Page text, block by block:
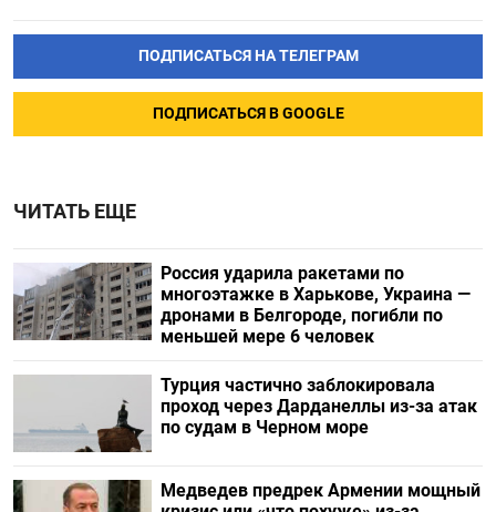
ПОДПИСАТЬСЯ НА ТЕЛЕГРАМ
ПОДПИСАТЬСЯ В GOOGLE
ЧИТАТЬ ЕЩЕ
Россия ударила ракетами по
многоэтажке в Харькове, Украина —
дронами в Белгороде, погибли по
меньшей мере 6 человек
Турция частично заблокировала
проход через Дарданеллы из-за атак
по судам в Черном море
Медведев предрек Армении мощный